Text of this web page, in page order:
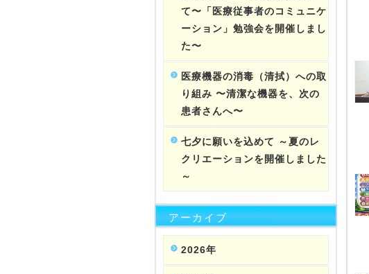
て〜「医療従事者のコミュニケ
ーション」勉強会を開催しまし
た〜
医療機器の消毒（清拭）への取
り組み 〜清潔な機器を、次の
患者さんへ〜
七夕に願いを込めて ～夏のレ
クリエーションを開催しました
～
アーカイブ
2026年